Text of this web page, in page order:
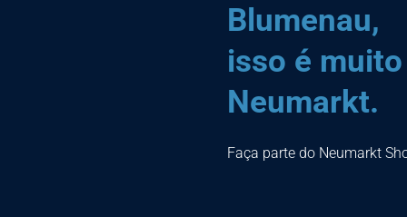
Blumenau,
isso é muito
Neumarkt.
Faça parte do Neumarkt